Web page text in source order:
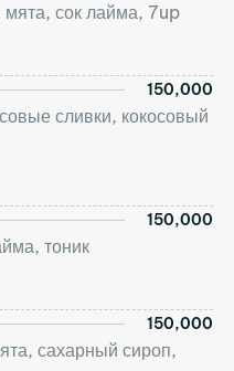
сок лайма, 7up
150,000
сливки, кокосовый
150,000
тоник
150,000
сахарный сироп,